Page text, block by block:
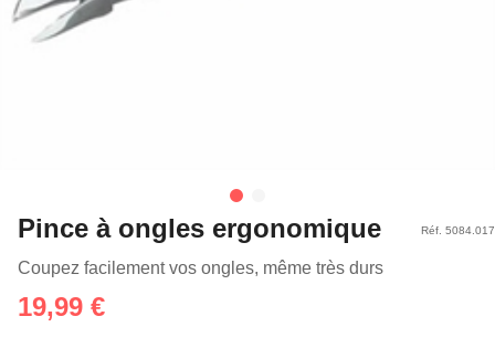
Pince à ongles ergonomique
Coupez facilement vos ongles, même très durs
Réf. 5084.017
19,99 €